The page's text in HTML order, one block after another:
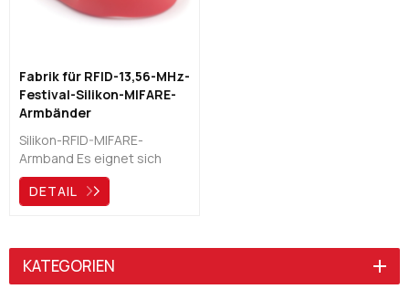
Fabrik für RFID-13,56-MHz-
Festival-Silikon-MIFARE-
Armbänder
Silikon-RFID-MIFARE-
Armband Es eignet sich
hervorragend für
Freizeitparks, Resorts,
Zugangskontrolle, Tickets,
Veranstaltungen,
DETAIL
KATEGORIEN